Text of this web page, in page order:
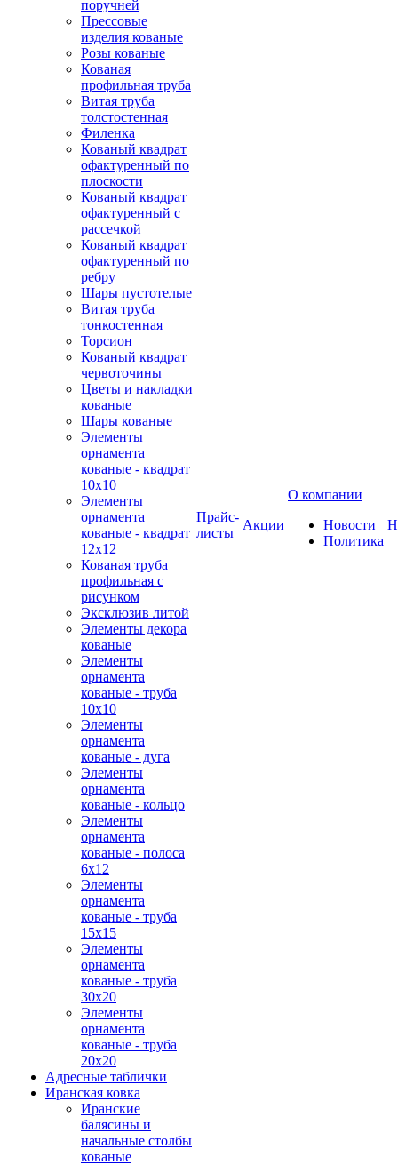
поручней
Прессовые
изделия кованые
Розы кованые
Кованая
профильная труба
Витая труба
толстостенная
Филенка
Кованый квадрат
офактуренный по
плоскости
Кованый квадрат
офактуренный с
рассечкой
Кованый квадрат
офактуренный по
ребру
Шары пустотелые
Витая труба
тонкостенная
Торсион
Кованый квадрат
червоточины
Цветы и накладки
кованые
Шары кованые
Элементы
орнамента
кованые - квадрат
10х10
Элементы
орнамента
кованые - квадрат
12х12
Кованая труба
профильная с
рисунком
Эксклюзив литой
Элементы декора
кованые
Элементы
орнамента
кованые - труба
10х10
Элементы
орнамента
кованые - дуга
Элементы
орнамента
кованые - кольцо
Элементы
орнамента
кованые - полоса
6х12
Элементы
орнамента
кованые - труба
15х15
Элементы
орнамента
кованые - труба
30х20
Элементы
орнамента
кованые - труба
20х20
Адресные таблички
Иранская ковка
Иранские
балясины и
начальные столбы
кованые
Прайс-
листы
Акции
О компании
Новости
Политика